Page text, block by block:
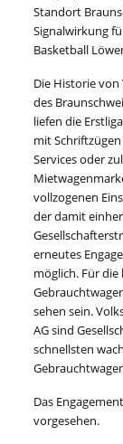
Standort
Signalwirkung
Basketball
Die Historie von
des
liefen die
mit
Services oder
vollzogenen
der damit
erneutes
möglich. Für
sehen sein.
AG sind
schnellsten
Das
vorgesehen.